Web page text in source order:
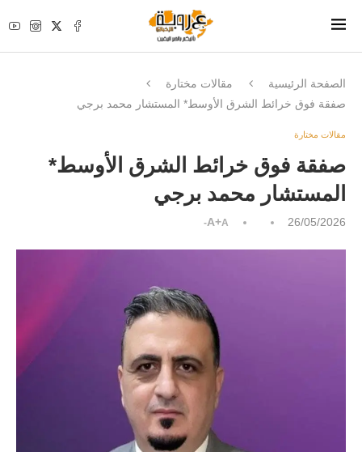
الصفحة الرئيسية
مقالات مختارة
صفقة فوق خرائط الشرق الأوسط* المستشار محمد برجي
مقالات مختارة
صفقة فوق خرائط الشرق الأوسط*
المستشار محمد برجي
26/05/2026
A+A-